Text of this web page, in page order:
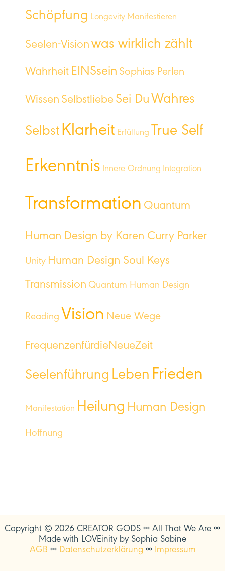
Schöpfung Longevity Manifestieren
Seelen-Vision was wirklich zählt
Wahrheit EINSsein Sophias Perlen
Wissen Selbstliebe Sei Du Wahres
Selbst Klarheit Erfüllung True Self
Erkenntnis Innere Ordnung Integration
Transformation Quantum
Human Design by Karen Curry Parker
Unity Human Design Soul Keys
Transmission Quantum Human Design
Reading Vision Neue Wege
FrequenzenfürdieNeueZeit
Seelenführung Leben Frieden
Manifestation Heilung Human Design
Hoffnung
Copyright © 2026 CREATOR GODS ∞ All That We Are ∞
Made with LOVEinity by Sophia Sabine
AGB ∞ Datenschutzerklärung ∞ Impressum